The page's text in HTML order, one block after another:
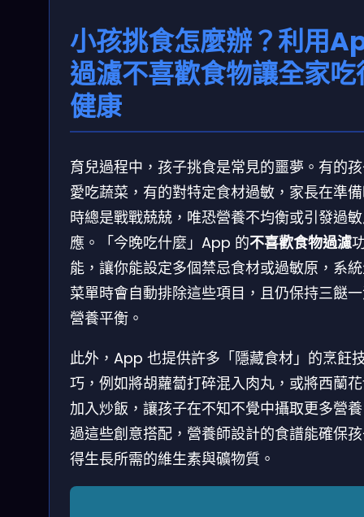
小孩挑食怎麼辦？利用
過濾不喜歡食物讓全家吃
健康
育兒過程中，孩子挑食是常見的噩夢。有的
愛吃蔬菜，有的對特定食材過敏，家長在準
時總是戰戰兢兢，唯恐營養不均衡或引發過
應。「今晚吃什麼」App 的不喜歡食物過濾
能，讓你能設定多個禁忌食材或過敏原，系
菜單時會自動排除這些項目，且仍保持三餸
營養平衡。
此外，App 也提供許多「隱藏食材」的烹飪
巧，例如將胡蘿蔔打碎混入肉丸，或將西蘭
加入炒飯，讓孩子在不知不覺中攝取更多營
過這些創意搭配，營養師設計的食譜能確保
得生長所需的維生素與礦物質。